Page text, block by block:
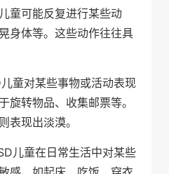
童可能反复进行某些动
身体等。这些动作往往具
儿童对某些事物或活动表现
旋转物品、收集邮票等。
表现出淡漠。
儿童在日常生活中对某些